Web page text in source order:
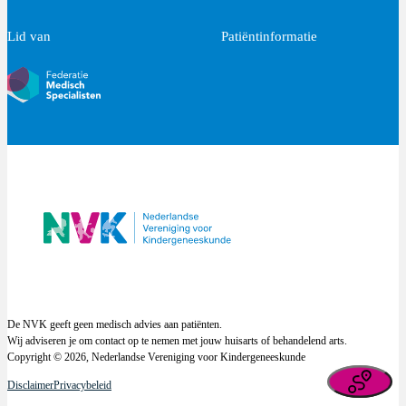
Lid van Patiëntinformatie
De NVK geeft geen medisch advies aan patiënten.
Wij adviseren je om contact op te nemen met jouw huisarts of behandelend arts.
Copyright © 2026, Nederlandse Vereniging voor Kindergeneeskunde
DisclaimerPrivacybeleid